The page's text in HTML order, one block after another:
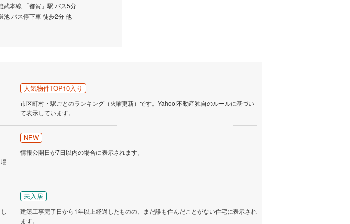
武本線 「都賀」駅 バス5分
池 バス停下車 徒歩2分 他
人気物件TOP10入り
市区町村・駅ごとのランキング（火曜更新）です。Yahoo!不動産独自のルールに基づい
て表示しています。
NEW
情報公開日が7日以内の場合に表示されます。
未入居
建築工事完了日から1年以上経過したものの、まだ誰も住んだことがない住宅に表示され
ます。